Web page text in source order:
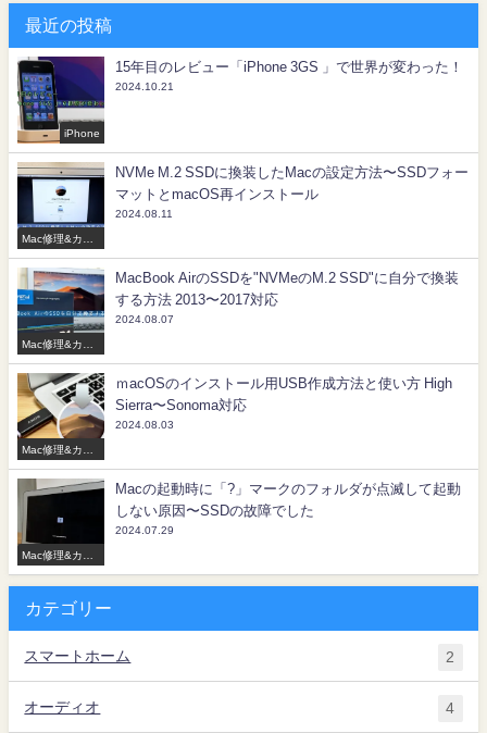
最近の投稿
iPhone
15年目のレビュー「iPhone 3GS 」で世界が変わった！
2024.10.21
Mac修理&カス
タマイズ
NVMe M.2 SSDに換装したMacの設定方法〜SSDフォー
マットとmacOS再インストール
2024.08.11
Mac修理&カス
タマイズ
MacBook AirのSSDを"NVMeのM.2 SSD"に自分で換装
する方法 2013〜2017対応
2024.08.07
Mac修理&カス
タマイズ
ｍacOSのインストール用USB作成方法と使い方 High
Sierra〜Sonoma対応
2024.08.03
Mac修理&カス
タマイズ
Macの起動時に「?」マークのフォルダが点滅して起動
しない原因〜SSDの故障でした
2024.07.29
カテゴリー
スマートホーム 2
オーディオ 4